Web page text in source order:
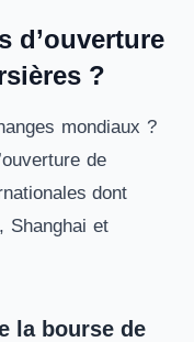
d’ouverture
?
mondiaux ?
de
dont
Shanghai et
la bourse de